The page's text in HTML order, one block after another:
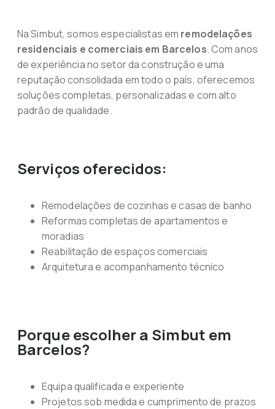
Na Simbut, somos especialistas em remodelações
residenciais e comerciais em Barcelos. Com anos
de experiência no setor da construção e uma
reputação consolidada em todo o país, oferecemos
soluções completas, personalizadas e com alto
padrão de qualidade.
Serviços oferecidos:
Remodelações de cozinhas e casas de banho
Reformas completas de apartamentos e
moradias
Reabilitação de espaços comerciais
Arquitetura e acompanhamento técnico
Porque escolher a Simbut em
Barcelos?
Equipa qualificada e experiente
Projetos sob medida e cumprimento de prazos